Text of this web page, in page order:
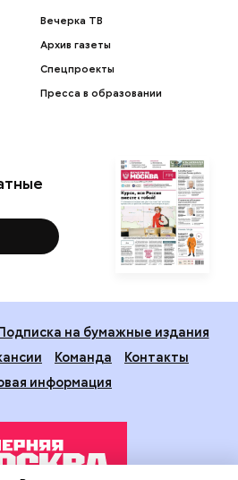
Вечерка ТВ
Архив газеты
Спецпроекты
Пресса в образовании
на бумажные издания
Команда
Контакты
информация